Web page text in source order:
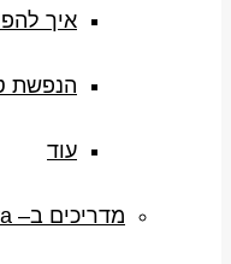
איך
הנפשת
עוד
מדריכים ב– canva